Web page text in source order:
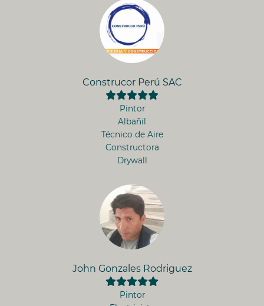
Construcor Perú SAC
Pintor
Albañil
Técnico de Aire
Constructora
Drywall
John Gonzales Rodriguez
Pintor